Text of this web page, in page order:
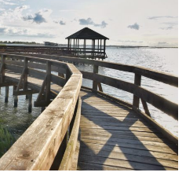
SICILIA
GRECIA
BASSI
DI SAN MARINO
instagrampinterestyoutube
email